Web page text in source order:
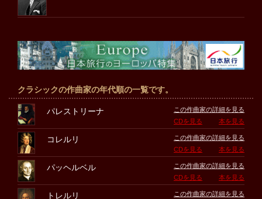
クラシックの作曲家の年代順の一覧です。
パレストリーナ
この作曲家の詳細を見る
CDを見る
本を見る
コレルリ
この作曲家の詳細を見る
CDを見る
本を見る
パッヘルベル
この作曲家の詳細を見る
CDを見る
本を見る
トレルリ
この作曲家の詳細を見る